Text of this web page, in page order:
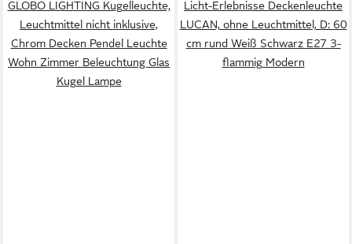
GLOBO LIGHTING Kugelleuchte,
Leuchtmittel nicht inklusive,
Chrom Decken Pendel Leuchte
Wohn Zimmer Beleuchtung Glas
Kugel Lampe
Licht-Erlebnisse Deckenleuchte
LUCAN, ohne Leuchtmittel, D: 60
cm rund Weiß Schwarz E27 3-
flammig Modern